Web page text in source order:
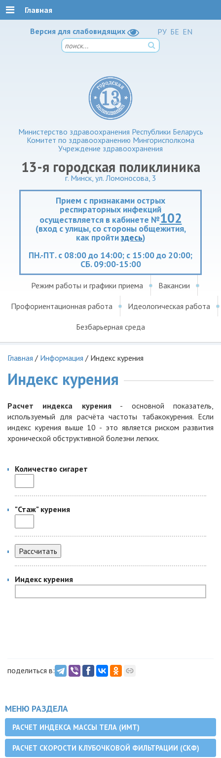
Версия для слабовидящих РУ БЕ EN
Министерство здравоохранения Республики Беларусь
Комитет по здравоохранению Мингорисполкома
Учреждение здравоохранения
13-я городская поликлиника
г. Минск, ул. Ломоносова, 3
Прием с признаками острых
респираторных инфекций
осуществляется в кабинете №102
(вход с улицы, со стороны общежития,
как пройтиздесь)
ПН.-ПТ. с 08:00 до 14:00; с 15:00 до 20:00;
СБ. 09:00-15:00
Главная
Режим работы и графики приема Вакансии
Профориентационная работа Идеологическая работа
Безбарьерная среда
Главная / Информация / Индекс курения
Индекс курения
Расчет индекса курения- основной показатель,
используемый для расчёта частоты табакокурения. Если
индекс курения выше 10 - это является риском развития
хронической обструктивной болезни легких.
Количество сигарет
"Стаж" курения
Индекс курения
поделиться в:
МЕНЮ РАЗДЕЛА
РАСЧЕТ ИНДЕКСА МАССЫ ТЕЛА (ИМТ)
РАСЧЕТ СКОРОСТИ КЛУБОЧКОВОЙ ФИЛЬТРАЦИИ (СКФ)